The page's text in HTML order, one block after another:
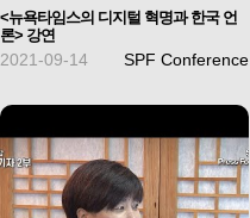
<뉴욕타임스의 디지털 혁명과 한국 언
론> 강연
2021-09-14 SPF Conference